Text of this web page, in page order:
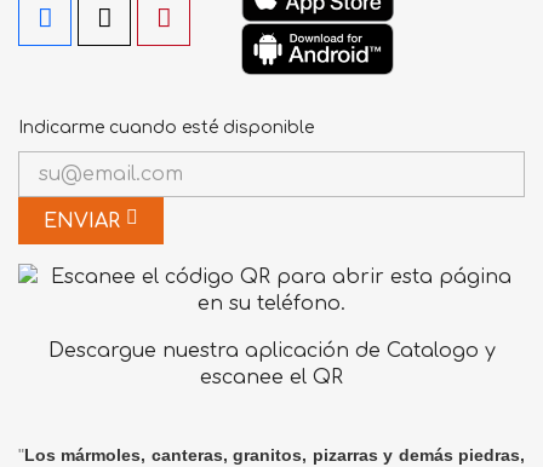
Indicarme cuando esté disponible
ENVIAR
Descargue nuestra aplicación de Catalogo y
escanee el QR
"Los mármoles, canteras, granitos, pizarras y demás piedras,